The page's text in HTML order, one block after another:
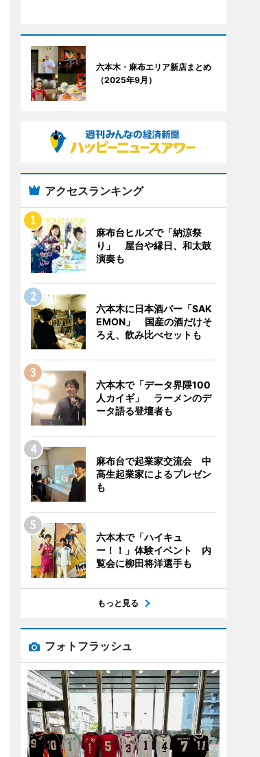
六本木・麻布エリア新店まとめ
（2025年9月）
アクセスランキング
麻布台ヒルズで「納涼祭
り」 屋台や縁日、和太鼓
演奏も
六本木に日本酒バー「SAK
EMON」 国産の酒だけそ
ろえ、飲み比べセットも
六本木で「データ界隈100
人カイギ」 ラーメンのデ
ータ語る登壇者も
麻布台で起業家交流会 中
高生起業家によるプレゼン
も
六本木で「ハイキュ
ー！！」体験イベント 内
覧会に柳田将洋選手も
もっと見る
フォトフラッシュ